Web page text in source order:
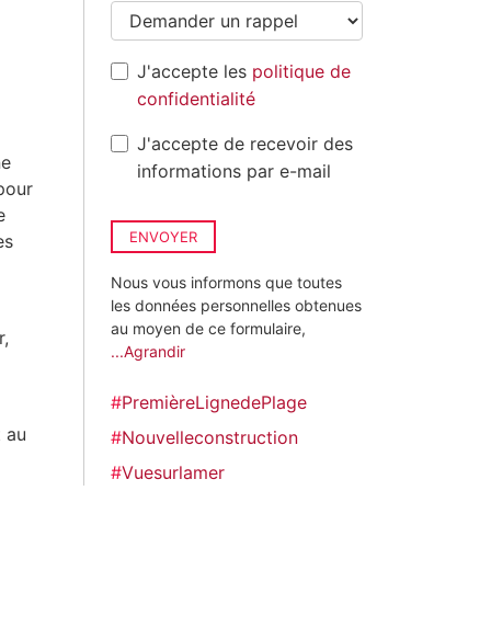
au
J'accepte les politique de
confidentialité
J'accepte de recevoir des
informations par e-mail
ENVOYER
Nous vous informons que toutes
les données personnelles obtenues
au moyen de ce formulaire,
...Agrandir
#PremièreLignedePlage
#Nouvelleconstruction
#Vuesurlamer